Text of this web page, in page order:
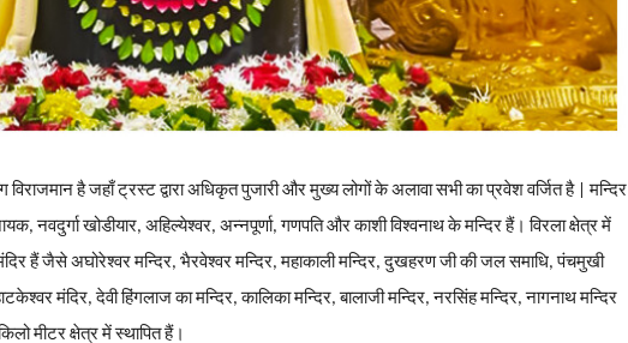
विराजमान है जहाँ ट्रस्ट द्वारा अधिकृत पुजारी और मुख्य लोगों के अलावा सभी का प्रवेश वर्जित है|मन्दिर
,नवदुर्गा खोडीयार, अहिल्येश्वर, अन्नपूर्णा,गणपति और काशी विश्वनाथ के मन्दिर हैं। विरला क्षेत्र में
हैं जैसे अघोरेश्वर मन्दिर, भैरवेश्वर मन्दिर,महाकाली मन्दिर,दुखहरण जी की जल समाधि,पंचमुखी
मंदिर,देवी हिंगलाज का मन्दिर,कालिका मन्दिर,बालाजी मन्दिर,नरसिंह मन्दिर,नागनाथ मन्दिर
मीटर क्षेत्र में स्थापित हैं।